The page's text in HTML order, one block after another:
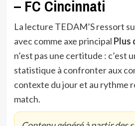
– FC Cincinnati
La lecture TEDAM’S ressort
avec comme axe principal Plus
n’est pas une certitude : c’est
statistique à confronter aux
contexte du jour et au rythme
match.